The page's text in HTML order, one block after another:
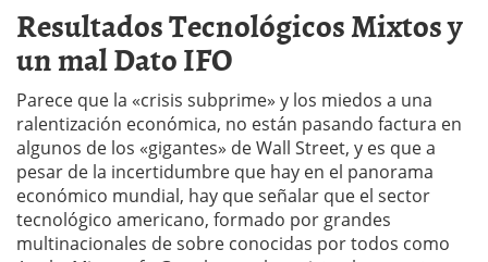
Resultados Tecnológicos Mixtos y
un mal Dato IFO
Parece que la «crisis subprime» y los miedos a una
ralentización económica, no están pasando factura en
algunos de los «gigantes» de Wall Street, y es que a
pesar de la incertidumbre que hay en el panorama
económico mundial, hay que señalar que el sector
tecnológico americano, formado por grandes
multinacionales de sobre conocidas por todos como